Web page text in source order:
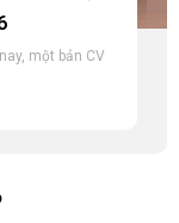
một bản CV